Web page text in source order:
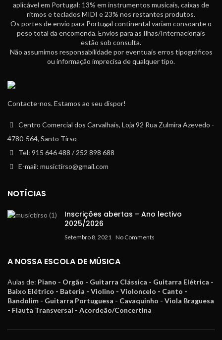
aplicável em Portugal: 13% em instrumentos musicais, caixas de
ritmos e teclados MIDI e 23% nos restantes produtos.
Os portes de envio para Portugal continental variam consoante o
peso total da encomenda. Envios para as Ilhas/Internacionais
estão sob consulta.
Não assumimos responsabilidade por eventuais erros tipográficos
ou informação imprecisa de qualquer tipo.
Contacte-nos. Estamos ao seu dispor!
Centro Comercial dos Carvalhais, Loja 92 Rua Zulmira Azevedo -
4780-564, Santo Tirso
Tel: 915 646 488 / 252 898 688
E-mail: musictirso@gmail.com
NOTÍCIAS
Inscrições abertas – Ano lectivo
2025/2026
Setembro 8, 2021 No Comments
A NOSSA ESCOLA DE MÚSICA
Aulas de: Piano - Orgão - Guitarra Clássica - Guitarra Elétrica -
Baixo Elétrico - Bateria - Violino - Violoncelo - Canto -
Bandolim - Guitarra Portuguesa - Cavaquinho - Viola Braguesa
- Flauta Transversal - Acordeão/Concertina